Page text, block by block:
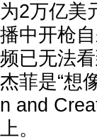
为2万亿美
播中开枪
频已无法
杰菲是“想
n and
上。